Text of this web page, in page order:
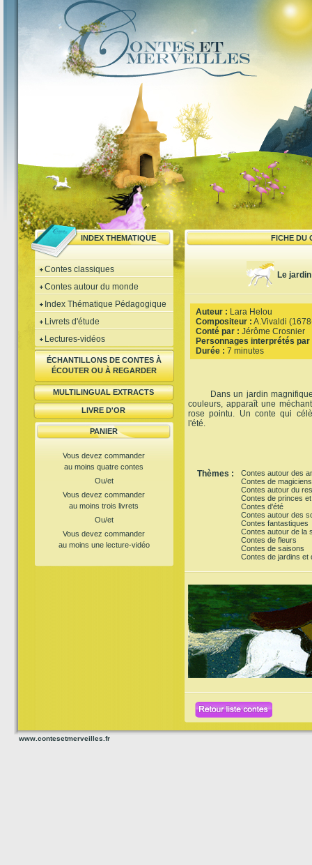
INDEX THEMATIQUE FICHE DU
Contes classiques
Contes autour du monde
Index Thématique Pédagogique
Livrets d'étude
Lectures-vidéos
ÉCHANTILLONS DE CONTES À
ÉCOUTER OU À REGARDER
MULTILINGUAL EXTRACTS
LIVRE D'OR
PANIER
Vous devez commander
au moins quatre contes
Ou/et
Vous devez commander
au moins trois livrets
Ou/et
Vous devez commander
au moins une lecture-vidéo
Le
Auteur : Lara Helou
Compositeur : A.Vivaldi
Conté par : Jérôme Crosnier
Personnages interprétés par
Durée : 7 minutes
Dans un jardin magnifique
couleurs, apparaît une
rose pointu. Un conte qui
l'été.
Thèmes :
Contes autour des
Contes de
Contes autour du
Contes de princes
Contes d'été
Contes autour des
Contes fantastiques
Contes autour de la
Contes de fleurs
Contes de saisons
Contes de jardins et
www.contesetmerveilles.fr